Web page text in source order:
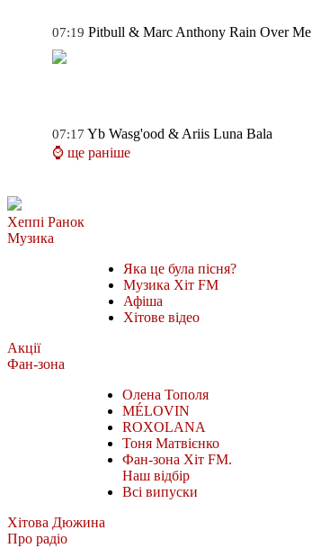
07:19 Pitbull & Marc Anthony Rain Over Me
07:17 Yb Wasg'ood & Ariis Luna Bala
⌚ ще раніше
Хеппі Ранок
Музика
Яка це була пісня?
Музика Хіт FM
Афіша
Хітове відео
Акції
Фан-зона
Олена Тополя
MÉLOVIN
ROXOLANA
Тоня Матвієнко
Фан-зона Хіт FM.
Наш відбір
Всі випуски
Хітова Дюжина
Про радіо